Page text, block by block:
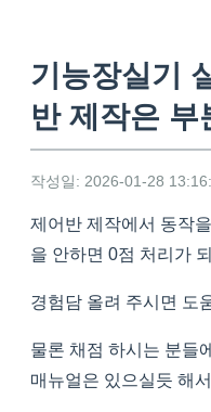
기능장실기
반 제작은 부
작성일: 2026-01-28
제어반 제작에서 동작
을 안하면 0점 처리가
경험담 올려 주시면 도
물론 채점 하시는 분들
매뉴얼은 있으실듯 해